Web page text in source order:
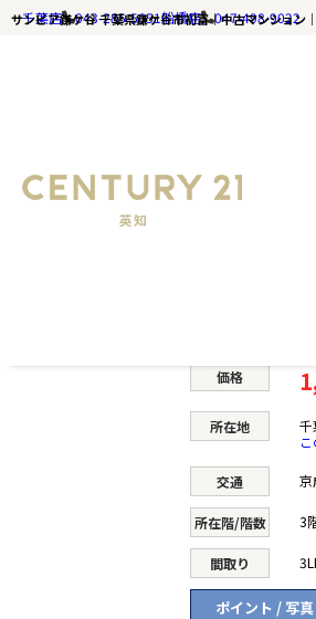
サンピア鎌ケ谷 千葉県鎌ケ谷市初富｜中古マンション
千葉店 043-285-5651船橋店 047-498-9022
価格
所在地 千
交通 京
所在階/階数 3
間取り
ポイント / 写真